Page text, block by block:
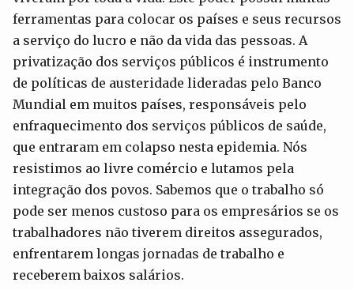
ferramentas para colocar os países e seus recursos
a serviço do lucro e não da vida das pessoas. A
privatização dos serviços públicos é instrumento
de políticas de austeridade lideradas pelo Banco
Mundial em muitos países, responsáveis pelo
enfraquecimento dos serviços públicos de saúde,
que entraram em colapso nesta epidemia. Nós
resistimos ao livre comércio e lutamos pela
integração dos povos. Sabemos que o trabalho só
pode ser menos custoso para os empresários se os
trabalhadores não tiverem direitos assegurados,
enfrentarem longas jornadas de trabalho e
receberem baixos salários.